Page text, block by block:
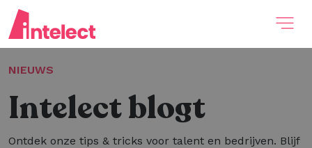
NIEUWS
Intelect blogt
Ontdek onze tips & tricks voor talent en bedrijven. Blijf